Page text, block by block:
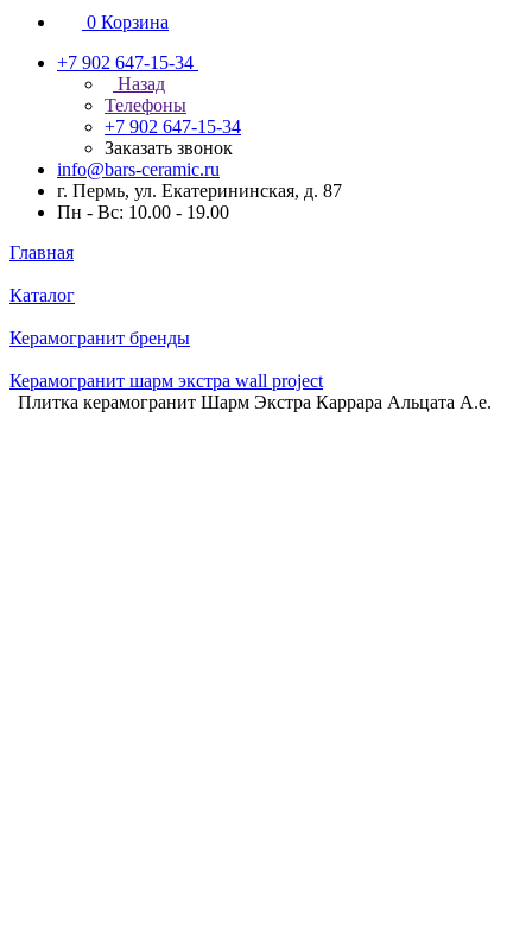
0 Корзина
+7 902 647-15-34
Назад
Телефоны
+7 902 647-15-34
Заказать звонок
info@bars-ceramic.ru
г. Пермь, ул. Екатерининская, д. 87
Пн - Вс: 10.00 - 19.00
Главная
Каталог
Керамогранит бренды
Керамогранит шарм экстра wall project
Плитка керамогранит Шарм Экстра Каррара Альцата А.е.